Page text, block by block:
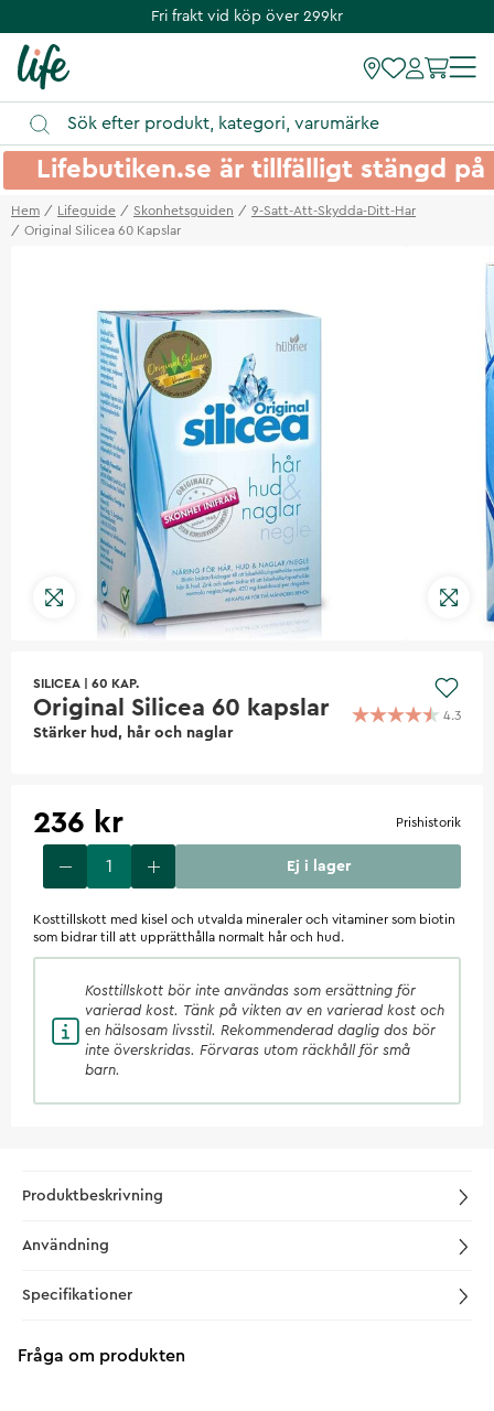
Fri frakt vid köp över 299kr
Lifebutiken.se är tillfälligt stängd
Hem Lifeguide Skonhetsguiden
9-Satt-Att-Skydda-Ditt-Har
Original Silicea 60 Kapslar
SILICEA 60 KAP.
Original Silicea 60 kapslar
Stärker hud, hår och naglar
4.3
236 kr Prishistorik
Ej i lager
Kosttillskott med kisel och utvalda mineraler och vitaminer som biotin
som bidrar till att upprätthålla normalt hår och hud.
Kosttillskott bör inte användas som ersättning för
varierad kost. Tänk på vikten av en varierad kost och
en hälsosam livsstil. Rekommenderad daglig dos bör
inte överskridas. Förvaras utom räckhåll för små
barn.
Produktbeskrivning
Användning
Specifikationer
Fråga om produkten